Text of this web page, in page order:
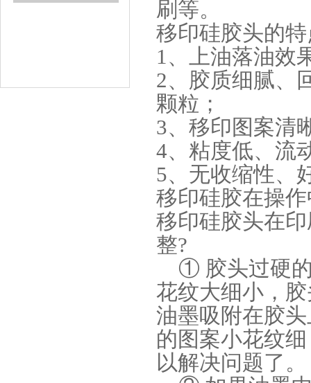
刷等。
移印硅胶头的
1、上油落油效
2、胶质细腻、
颗粒；
3、移印图案清
4、粘度低、流
5、无收缩性、
移印硅胶在操
移印硅胶头在
整?
① 胶头过硬的
花纹大细小，
油墨吸附在胶
的图案小花纹
以解决问题了。